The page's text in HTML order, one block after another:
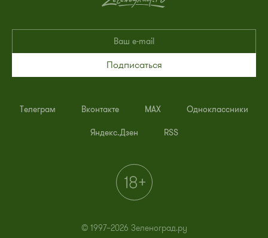
Подписаться
Телеграм Вконтакте MAX Одноклассники
Яндекс.Дзен RSS
© 1997–2026 Зеленоград.ру